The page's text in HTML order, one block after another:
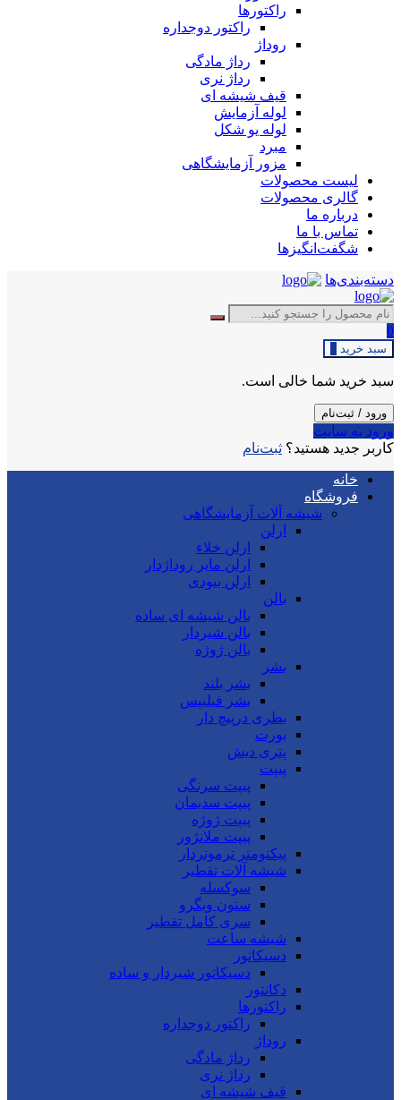
راکتورها
راکتور دوجداره
روداژ
رداژ مادگی
رداژ نری
قیف شیشه ای
لوله آزمایش
لوله یو شکل
مبرد
مزور آزمایشگاهی
لیست محصولات
گالری محصولات
درباره ما
تماس با ما
شگفت‌انگیزها
دسته‌بندی‌ها
0
سبد خرید
سبد خرید شما خالی است.
ورود / ثبت‌نام
ورود به سایت
کاربر جدید هستید؟ ثبت‌نام
خانه
فروشگاه
شیشه آلات آزمایشگاهی
ارلن
ارلن خلاء
ارلن مایر روداژدار
ارلن بیودی
بالن
بالن شیشه ای ساده
بالن شیردار
بالن ژوژه
بشر
بشر بلند
بشر فیلیپس
بطری درپیچ دار
بورت
پتری دیش
پیپت
پیپت سرنگی
پیپت سدیمان
پیپت ژوژه
پیپت ملانژور
پیکنومتر ترموتردار
شیشه آلات تقطیر
سوکسله
ستون ویگرو
سری کامل تقطیر
شیشه ساعت
دسیکاتور
دسیکاتور شیردار و ساده
دکانتور
راکتورها
راکتور دوجداره
روداژ
رداژ مادگی
رداژ نری
قیف شیشه ای